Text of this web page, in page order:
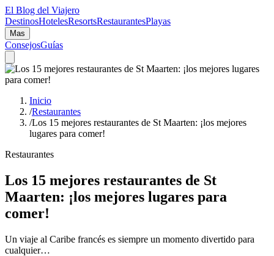
El Blog del Viajero
DestinosHotelesResortsRestaurantesPlayas
Mas
ConsejosGuías
Inicio
/Restaurantes
/Los 15 mejores restaurantes de St Maarten: ¡los mejores
lugares para comer!
Restaurantes
Los 15 mejores restaurantes de St
Maarten: ¡los mejores lugares para
comer!
Un viaje al Caribe francés es siempre un momento divertido para
cualquier…